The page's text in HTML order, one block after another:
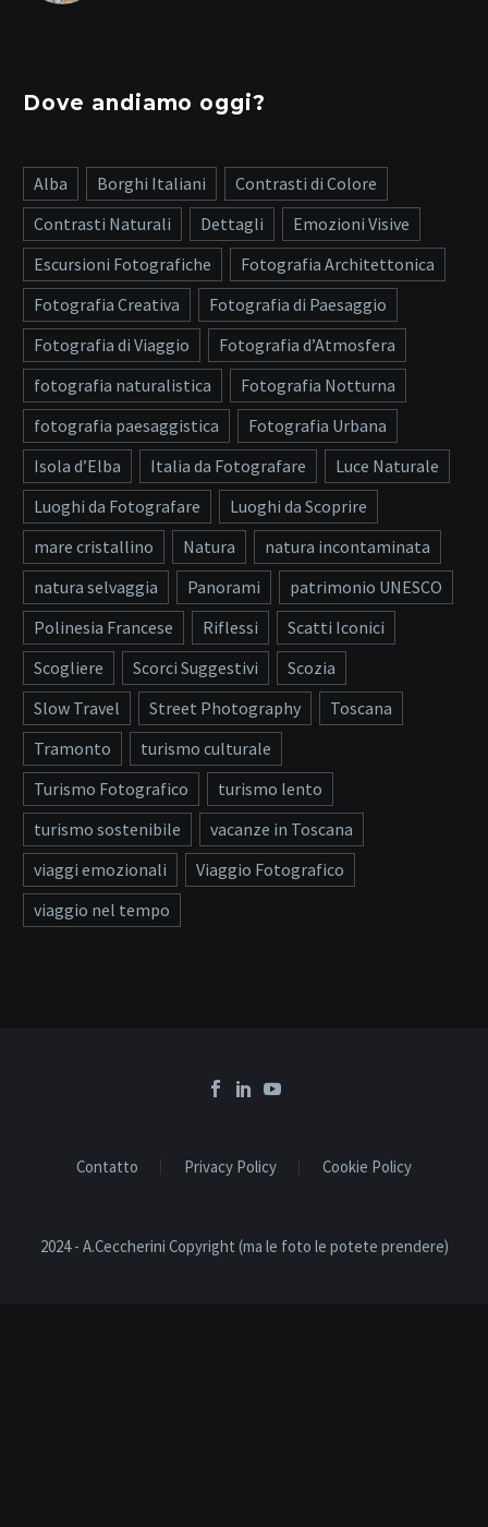
Dove andiamo oggi?
Alba Borghi Italiani
Contrasti di Colore
Contrasti Naturali
Dettagli
Emozioni Visive
Escursioni Fotografiche
Fotografia Architettonica
Fotografia Creativa
Fotografia di Paesaggio
Fotografia di Viaggio
Fotografia d’Atmosfera
fotografia naturalistica
Fotografia Notturna
fotografia paesaggistica
Fotografia Urbana
Isola d’Elba
Italia da Fotografare
Luce Naturale
Luoghi da Fotografare
Luoghi da Scoprire
mare cristallino
Natura
natura incontaminata
natura selvaggia
Panorami
patrimonio UNESCO
Polinesia Francese
Riflessi
Scatti Iconici
Scogliere
Scorci Suggestivi
Scozia
Slow Travel
Street Photography
Toscana
Tramonto
turismo culturale
Turismo Fotografico
turismo lento
turismo sostenibile
vacanze in Toscana
viaggi emozionali
Viaggio Fotografico
viaggio nel tempo
Contatto Privacy Policy Cookie Policy
2024 - A.Ceccherini Copyright (ma le foto le potete prendere)